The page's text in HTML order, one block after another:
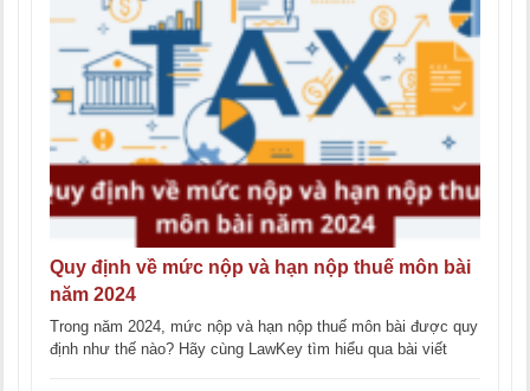
Quy định về mức nộp và hạn nộp thuế môn bài
năm 2024
Trong năm 2024, mức nộp và hạn nộp thuế môn bài được quy
định như thế nào? Hãy cùng LawKey tìm hiểu qua bài viết